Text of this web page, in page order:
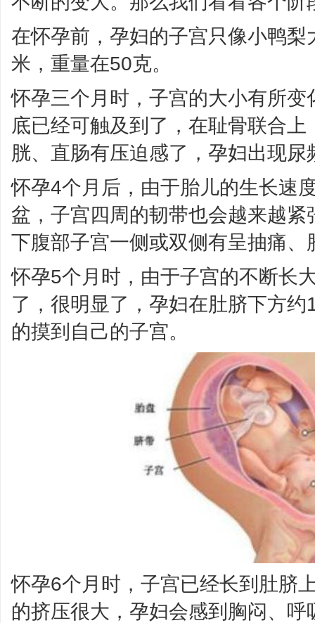
在怀孕前，孕妇的子宫只像小鸭
米，重量在50克。
怀孕三个月时，子宫的大小有所
底已经可触及到了，在耻骨联合
胱、直肠有压迫感了，孕妇出现
怀孕4个月后，由于胎儿的生长速
盆，子宫四周的韧带也会越来越
下腹部子宫一侧或双侧有呈抽痛
怀孕5个月时，由于子宫的不断长
了，很明显了，孕妇在肚脐下方
的摸到自己的子宫。
怀孕6个月时，子宫已经长到肚脐
的挤压很大，孕妇会感到胸闷、